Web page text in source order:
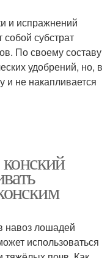
и испражнений
субстрат
По своему составу
удобрений, но, в
и не накапливается
навоз лошадей
использоваться